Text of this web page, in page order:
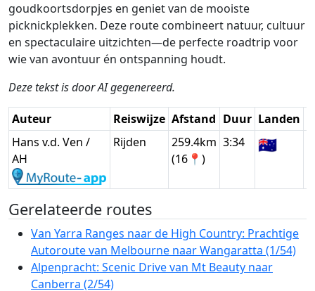
goudkoortsdorpjes en geniet van de mooiste
picknickplekken. Deze route combineert natuur, cultuur
en spectaculaire uitzichten—de perfecte roadtrip voor
wie van avontuur én ontspanning houdt.
Deze tekst is door AI gegenereerd.
Auteur Reiswijze Afstand Duur Landen
Hans v.d. Ven /
AH
Rijden
259.4km
(16📍)
3:34 🇦🇺
Gerelateerde routes
Van Yarra Ranges naar de High Country: Prachtige
Autoroute van Melbourne naar Wangaratta (1/54)
Alpenpracht: Scenic Drive van Mt Beauty naar
Canberra (2/54)